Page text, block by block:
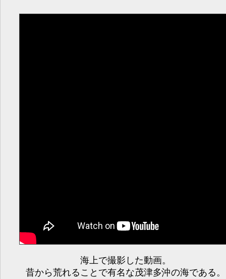
海上で撮影した動画。
昔から荒れることで有名な茂津多沖の海である。